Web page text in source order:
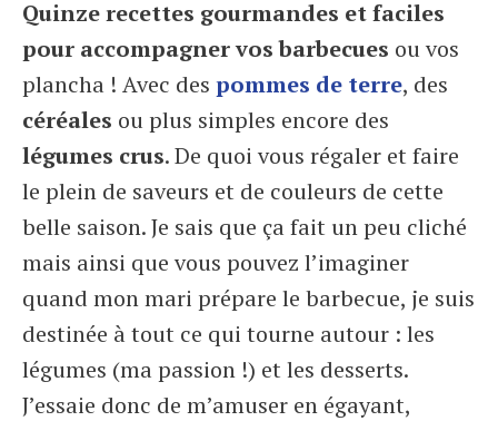
Quinze recettes gourmandes et faciles
pour accompagner vos barbecues ou vos
plancha ! Avec des pommes de terre, des
céréales ou plus simples encore des
légumes crus. De quoi vous régaler et faire
le plein de saveurs et de couleurs de cette
belle saison. Je sais que ça fait un peu cliché
mais ainsi que vous pouvez l’imaginer
quand mon mari prépare le barbecue, je suis
destinée à tout ce qui tourne autour : les
légumes (ma passion !) et les desserts.
J’essaie donc de m’amuser en égayant,